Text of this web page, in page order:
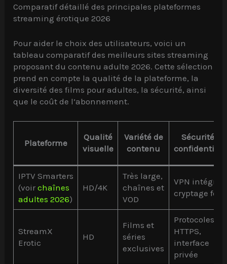
Comparatif détaillé des principales plateformes
streaming érotique 2026
Pour aider le choix des utilisateurs, voici un
tableau comparatif des meilleurs sites streaming
proposant du contenu adulte 2026. Cette sélection
prend en compte la qualité de la plateforme, la
diversité des films pour adultes, la sécurité, ainsi
que le coût de l’abonnement.
Plateforme
Qualité
visuelle
Variété de
contenu
Sécurité &
IPTV Smarters
(voir chaînes
adultes 2026)
HD/4K
Très large,
chaînes et
VOD
VPN intégré,
cryptage fort
StreamX
Erotic
HD
Films et
séries
exclusives
Protocoles
HTTPS,
interface
privée